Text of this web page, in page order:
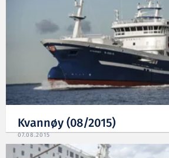
Kvannøy (08/2015)
07.08.2015